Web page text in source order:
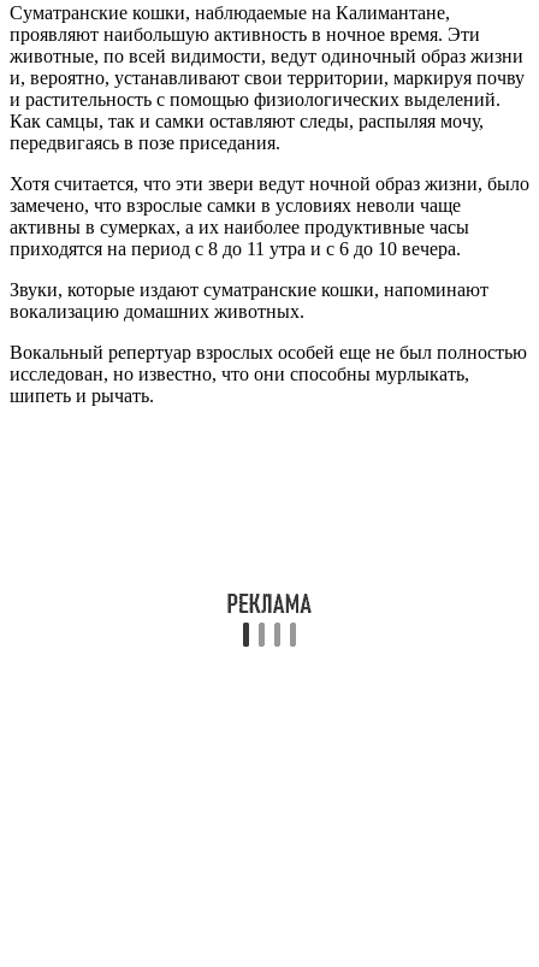
Суматранские кошки, наблюдаемые на Калимантане,
проявляют наибольшую активность в ночное время. Эти
животные, по всей видимости, ведут одиночный образ жизни
и, вероятно, устанавливают свои территории, маркируя почву
и растительность с помощью физиологических выделений.
Как самцы, так и самки оставляют следы, распыляя мочу,
передвигаясь в позе приседания.
Хотя считается, что эти звери ведут ночной образ жизни, было
замечено, что взрослые самки в условиях неволи чаще
активны в сумерках, а их наиболее продуктивные часы
приходятся на период с 8 до 11 утра и с 6 до 10 вечера.
Звуки, которые издают суматранские кошки, напоминают
вокализацию домашних животных.
Вокальный репертуар взрослых особей еще не был полностью
исследован, но известно, что они способны мурлыкать,
шипеть и рычать.